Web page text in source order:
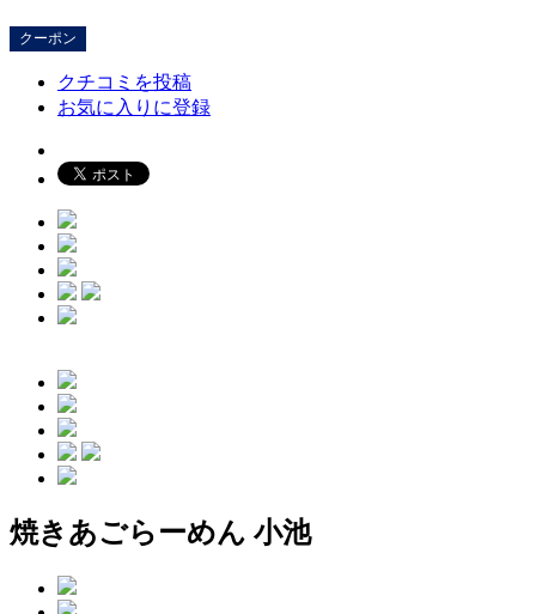
クーポン
クチコミを投稿
お気に入りに登録
焼きあごらーめん 小池